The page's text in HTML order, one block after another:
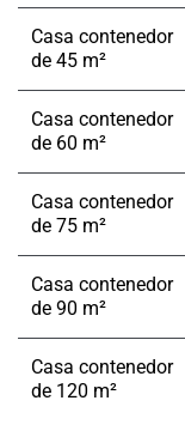
Casa contenedor
de 45 m²
Casa contenedor
de 60 m²
Casa contenedor
de 75 m²
Casa contenedor
de 90 m²
Casa contenedor
de 120 m²